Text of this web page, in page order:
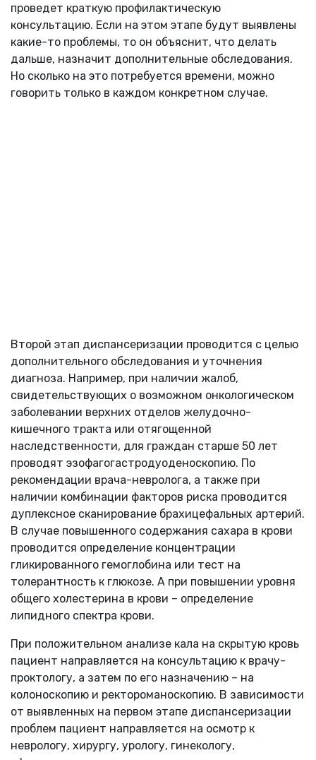
проведет краткую профилактическую
консультацию. Если на этом этапе будут выявлены
какие-то проблемы, то он объяснит, что делать
дальше, назначит дополнительные обследования.
Но сколько на это потребуется времени, можно
говорить только в каждом конкретном случае.
Второй этап диспансеризации проводится с целью
дополнительного обследования и уточнения
диагноза. Например, при наличии жалоб,
свидетельствующих о возможном онкологическом
заболевании верхних отделов желудочно-
кишечного тракта или отягощенной
наследственности, для граждан старше 50 лет
проводят эзофагогастродуоденоскопию. По
рекомендации врача-невролога, а также при
наличии комбинации факторов риска проводится
дуплексное сканирование брахицефальных артерий.
В случае повышенного содержания сахара в крови
проводится определение концентрации
гликированного гемоглобина или тест на
толерантность к глюкозе. А при повышении уровня
общего холестерина в крови – определение
липидного спектра крови.
При положительном анализе кала на скрытую кровь
пациент направляется на консультацию к врачу-
проктологу, а затем по его назначению – на
колоноскопию и ректороманоскопию. В зависимости
от выявленных на первом этапе диспансеризации
проблем пациент направляется на осмотр к
неврологу, хирургу, урологу, гинекологу,